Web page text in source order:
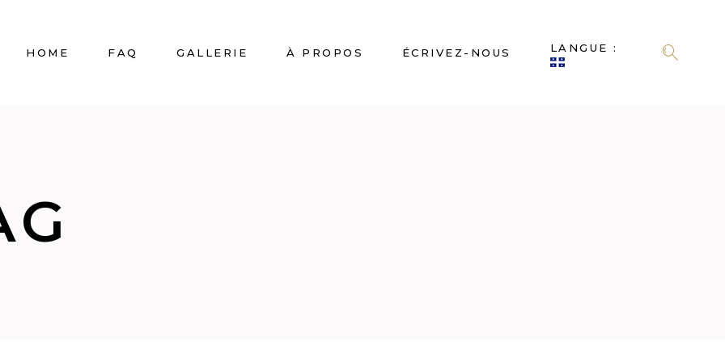
HOME FAQ GALLERIE À PROPOS ÉCRIVEZ-NOUS LANGUE :